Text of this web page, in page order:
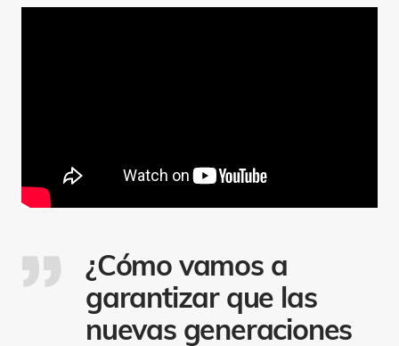
¿Cómo vamos a
garantizar que las
nuevas generaciones